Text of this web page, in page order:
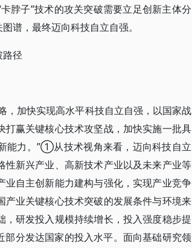
脖子”技术的攻关突破需要立足创新主体分
谱，最终迈向科技自立自强。
路径
，加快实现高水平科技自立自强，以国家战
赢关键核心技术攻坚战，加快实施一批具
能力。”①从技术视角来看，迈向科技自立
新兴产业、高新技术产业以及未来产业等
自主创新能力建构与强化，实现产业竞争
业关键核心技术突破的发展条件与环境来
研发投入规模持续增长，投入强度稳步提
分发达国家的投入水平。面向基础研究领